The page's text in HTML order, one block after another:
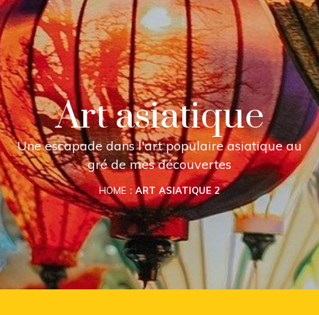
Art asiatique
Une escapade dans l'art populaire asiatique au
gré de mes découvertes
HOME ART ASIATIQUE 2